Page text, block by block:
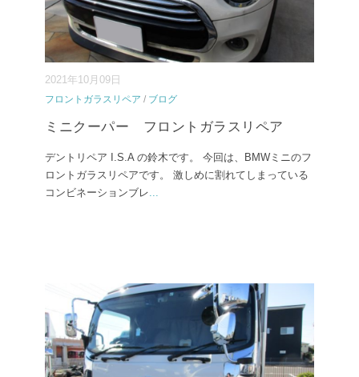
2021年10月09日
フロントガラスリペア / ブログ
ミニクーパー フロントガラスリペア
デントリペア I.S.A の鈴木です。 今回は、BMWミニのフ
ロントガラスリペアです。 激しめに割れてしまっている
コンビネーションブレ...